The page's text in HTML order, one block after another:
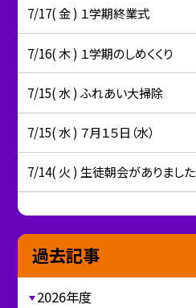
7/17( 金 ) １学期終業式
7/16( 木 ) １学期のしめくくり
7/15( 水 ) ふれあい大掃除
7/15( 水 ) ７月１５日（水）
7/14( 火 ) 生徒朝会がありました
過去記事
2026年度